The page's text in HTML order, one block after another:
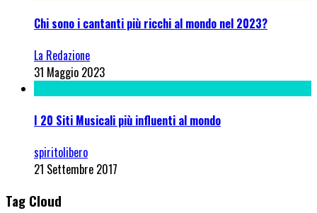
Chi sono i cantanti più ricchi al mondo nel 2023?
La Redazione
31 Maggio 2023
I 20 Siti Musicali più influenti al mondo
spiritolibero
21 Settembre 2017
Tag Cloud